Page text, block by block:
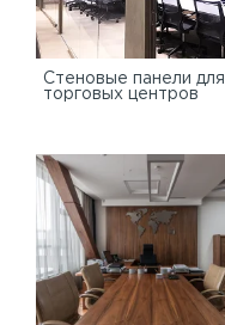
Cтеновые панели для
торговых центров